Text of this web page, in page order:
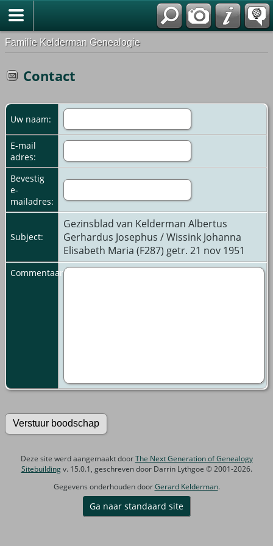
Familie Kelderman Genealogie
Contact
Uw naam:
E-mail
adres:
Bevestig
e-
mailadres:
Subject:
Gezinsblad van Kelderman Albertus
Gerhardus Josephus / Wissink Johanna
Elisabeth Maria (F287) getr. 21 nov 1951
Commentaar:
Deze site werd aangemaakt doorThe Next Generation of Genealogy
Sitebuildingv. 15.0.1, geschreven door Darrin Lythgoe © 2001-2026.
Gegevens onderhouden doorGerard Kelderman.
Ga naar standaard site